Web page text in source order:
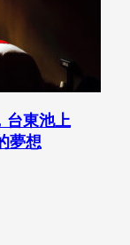
台東池上
夢想